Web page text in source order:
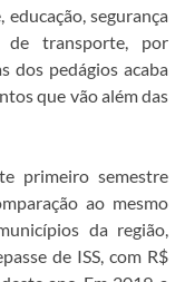
segurança
de transporte, por
dos pedágios acaba
que vão além das
primeiro semestre
ao mesmo
da região,
de ISS, com R$